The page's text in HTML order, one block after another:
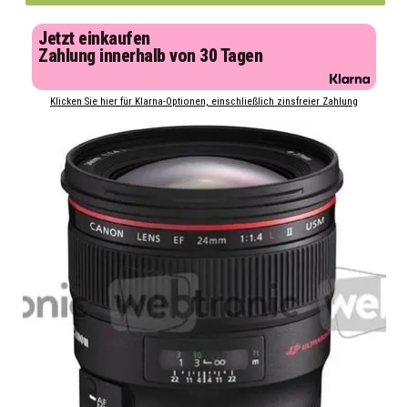
Jetzt einkaufen
Zahlung innerhalb von 30 Tagen
Klicken Sie hier für Klarna-Optionen, einschließlich zinsfreier Zahlung